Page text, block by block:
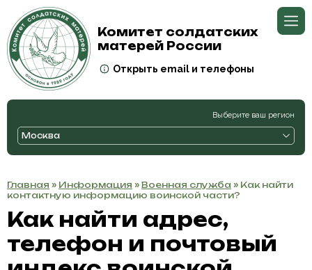
Комитет солдатских
матерей России
Открыть email и телефоны
Выберите ваш регион
Москва
Главная » Информация » Военная служба » Как найти
контактную информацию воинской части?
Как найти адрес,
телефон и почтовый